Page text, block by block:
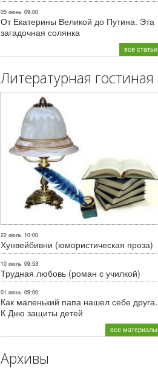
05 июнь 09:00
От Екатерины Великой до Путина. Эта
загадочная солянка
все статьи
Литературная гостиная
22 июль 10:00
Хунвейбивни (юмористическая проза)
10 июль 09:53
Трудная любовь (роман с училкой)
01 июнь 09:00
Как маленький папа нашел себе друга.
К Дню защиты детей
все материалы
Архивы